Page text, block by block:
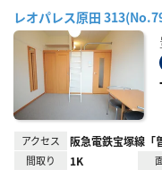
レオパレス原田
アクセス 阪急電鉄宝塚線「
間取り 1K